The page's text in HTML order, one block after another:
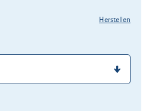
Herstellen